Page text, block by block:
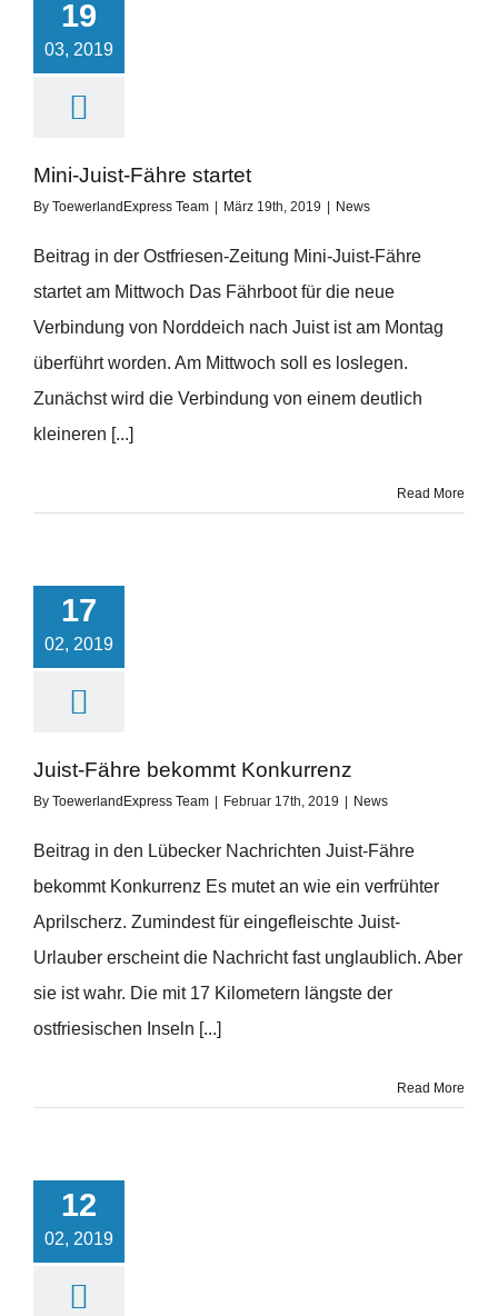
19
03, 2019
Mini-Juist-Fähre startet
By ToewerlandExpress Team März 19th, 2019 News
Beitrag in der Ostfriesen-Zeitung Mini-Juist-Fähre
startet am Mittwoch Das Fährboot für die neue
Verbindung von Norddeich nach Juist ist am Montag
überführt worden. Am Mittwoch soll es loslegen.
Zunächst wird die Verbindung von einem deutlich
kleineren [...]
Read More
17
02, 2019
Juist-Fähre bekommt Konkurrenz
By ToewerlandExpress Team Februar 17th, 2019 News
Beitrag in den Lübecker Nachrichten Juist-Fähre
bekommt Konkurrenz Es mutet an wie ein verfrühter
Aprilscherz. Zumindest für eingefleischte Juist-
Urlauber erscheint die Nachricht fast unglaublich. Aber
sie ist wahr. Die mit 17 Kilometern längste der
ostfriesischen Inseln [...]
Read More
12
02, 2019